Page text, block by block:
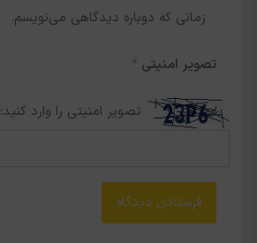
زمانی که دوباره دیدگاهی می‌نویسم.
تصویر امنیتی *
تصویر امنیتی را وارد کنید: